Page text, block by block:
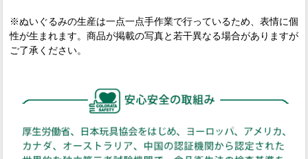
※ぬいぐるみの生産は一点一点手作業で行っているため、表情に個
性が生まれます。商品が掲載の写真と若干異なる場合がありますが
ご了承ください。